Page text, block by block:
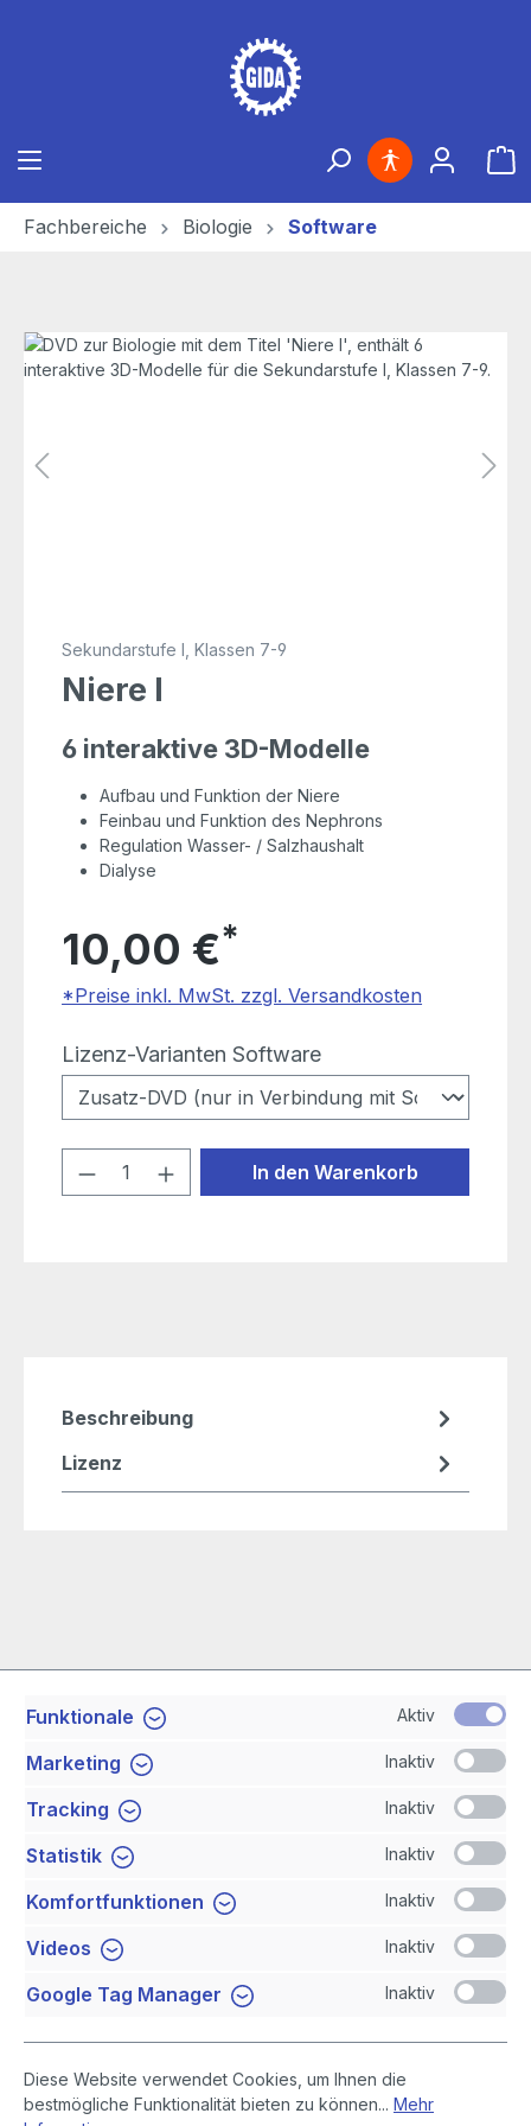
Fachbereiche Biologie Software
Bildergalerie überspringen
Sekundarstufe I, Klassen 7-9
Niere I
6 interaktive 3D-Modelle
Aufbau und Funktion der Niere
Feinbau und Funktion des Nephrons
Regulation Wasser- / Salzhaushalt
Dialyse
10,00 €*
*Preise inkl. MwSt. zzgl. Versandkosten
Lizenz-Varianten Softwareauswählen
Produkt Anzahl: Gib den
In den Warenkorb
Beschreibung
Lizenz
Service-Hotline
Shop Service
Newsletter
Funktionale Aktiv
Marketing Inaktiv
Tracking Inaktiv
Statistik Inaktiv
Komfortfunktionen Inaktiv
Videos Inaktiv
Google Tag Manager Inaktiv
Diese Website verwendet Cookies, um Ihnen die
bestmögliche Funktionalität bieten zu können... Mehr